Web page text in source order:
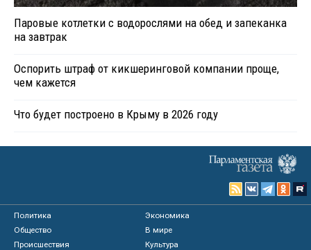
Паровые котлетки с водорослями на обед и запеканка
на завтрак
Оспорить штраф от кикшеринговой компании проще,
чем кажется
Что будет построено в Крыму в 2026 году
Политика
Экономика
Общество
В мире
Происшествия
Культура